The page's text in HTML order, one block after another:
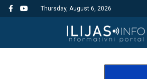
Thursday, August 6, 2026